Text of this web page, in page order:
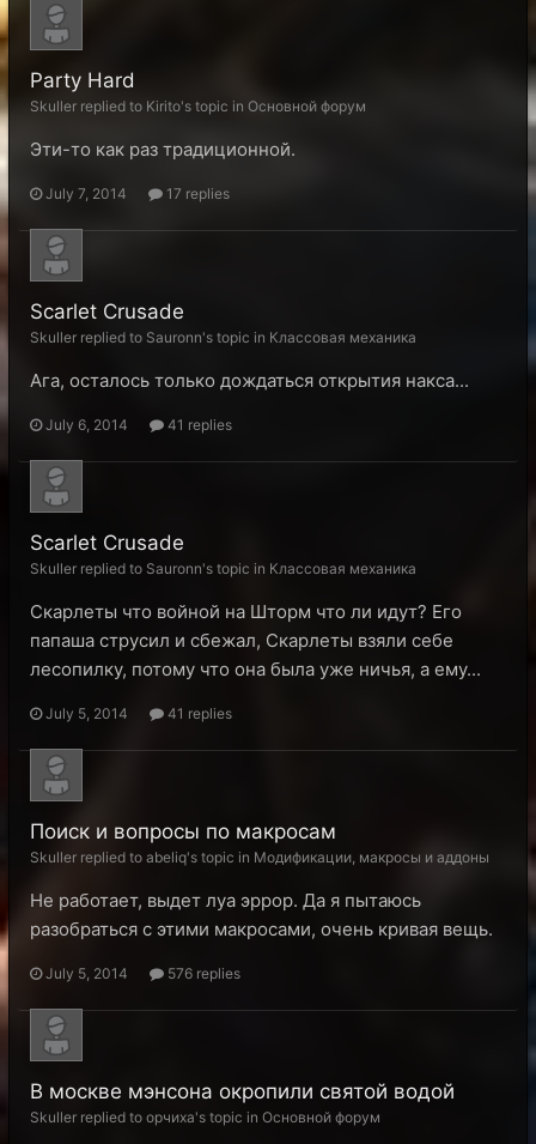
Party Hard
Skuller replied to Kirito's topic in Основной форум
Эти-то как раз традиционной.
July 7, 2014 17 replies
Scarlet Crusade
Skuller replied to Sauronn's topic in Классовая механика
Ага, осталось только дождаться открытия накса...
July 6, 2014 41 replies
Scarlet Crusade
Skuller replied to Sauronn's topic in Классовая механика
Скарлеты что войной на Шторм что ли идут? Его
папаша струсил и сбежал, Скарлеты взяли себе
лесопилку, потому что она была уже ничья, а ему...
July 5, 2014 41 replies
Поиск и вопросы по макросам
Skuller replied to abeliq's topic in Модификации, макросы и аддоны
Не работает, выдет луа эррор. Да я пытаюсь
разобраться с этими макросами, очень кривая вещь.
July 5, 2014 576 replies
В москве мэнсона окропили святой водой
Skuller replied to орчиха's topic in Основной форум